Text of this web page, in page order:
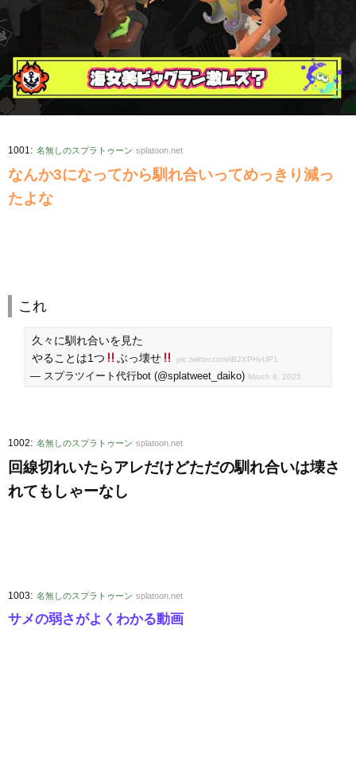
1001: 名無しのスプラトゥーン splatoon.net
なんか3になってから馴れ合いってめっきり減っ
たよな
これ
久々に馴れ合いを見た
やることは1つ
ぶっ壊せ pic.twitter.com/iB2XPHvUP1
— スプラツイート代行bot (@splatweet_daiko) March 8, 2025
1002: 名無しのスプラトゥーン splatoon.net
回線切れいたらアレだけどただの馴れ合いは壊さ
れてもしゃーなし
1003: 名無しのスプラトゥーン splatoon.net
サメの弱さがよくわかる動画